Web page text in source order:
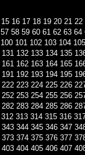
15 16 17 18 19 20 21 22
57 58 59 60 61 62 63 64
100 101 102 103 104 105
131 132 133 134 135
161 162 163 164 165
191 192 193 194 195
222 223 224 225 226
252 253 254 255 256
282 283 284 285 286
312 313 314 315 316
343 344 345 346 347
373 374 375 376 377
403 404 405 406 407